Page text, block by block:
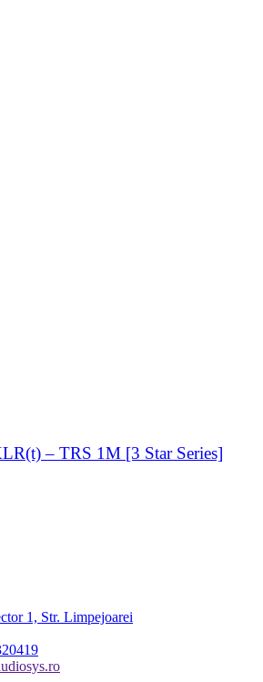
– TRS 1M [3 Star Series]
1, Str. Limpejoarei